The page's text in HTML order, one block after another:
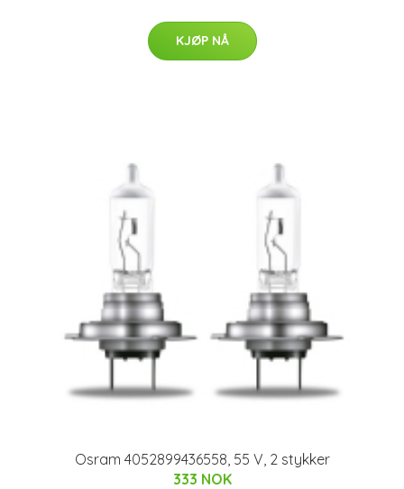
KJØP NÅ
Osram 4052899436558, 55 V, 2 stykker
333 NOK